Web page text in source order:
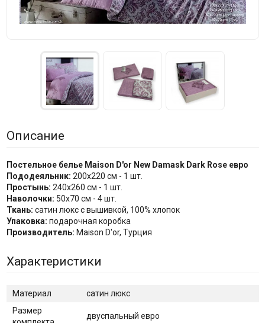
Описание
Постельное белье Maison D'or New Damask Dark Rose евро
Пододеяльник: 200x220 см - 1 шт.
Простынь: 240x260 см - 1 шт.
Наволочки: 50х70 см - 4 шт.
Ткань: сатин люкс с вышивкой, 100% хлопок
Упаковка: подарочная коробка
Производитель: Maison D'or, Турция
Характеристики
Материал
сатин люкс
Размер
двуспальный евро